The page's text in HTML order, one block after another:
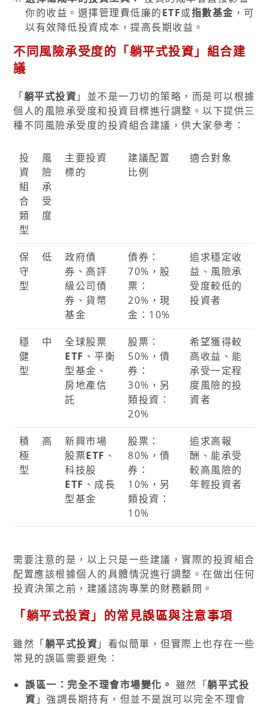
你的收益。選擇管理費低廉的ETF或指數基金 ，可
以有效降低投資成本，提高長期收益。
不同風險承受度的「躺平式投資」組合建
議
「躺平式投資 」並不是一刀切的策略，而是可以根據
個人的風險承受度和投資目標進行調整。以下提供三
種不同風險承受度的投資組合建議，供大家參考：
投
資
組
合
類
型
風
險
承
受
度
主要投資
標的
建議配置
比例
適合對象
保
守
型
低
政府債
券、高評
級公司債
券、貨幣
基金
債券：
70%，股
票：
20%，現
金：10%
追求穩定收
益、風險承
受度較低的
投資者
穩
健
型
中
全球股票
ETF 、平衡
型基金、
房地產信
託
股票：
50%，債
券：
30%，另
類投資：
20%
希望獲得較
高收益、能
承受一定程
度風險的投
資者
積
極
型
高
新興市場
股票ETF 、
科技股
ETF 、成長
型基金
股票：
80%，債
券：
10%，另
類投資：
10%
追求高報
酬、能承受
較高風險的
年輕投資者
需要注意的是，以上只是一些建議，實際的投資組合
配置應該根據個人的具體情況進行調整。在做出任何
投資決策之前，建議諮詢專業的財務顧問。
「躺平式投資」的常見誤區與注意事項
雖然「躺平式投資 」看似簡單，但實際上也存在一些
常見的誤區需要避免：
誤區一：完全不理會市場變化。 雖然「躺平式投
資 」強調長期持有，但並不是說可以完全不理會